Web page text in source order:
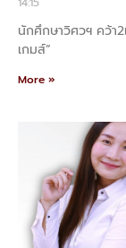
นักศึกษาวิศวฯ คว้า
เกมส์”
More »